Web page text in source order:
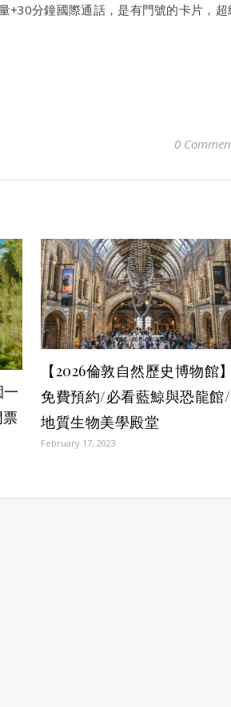
+30分鐘國際通話，是有門號的卡片，超
0
一
【2026倫敦自然歷史博物館】
免費預約/必看藍鯨與恐龍館/
地質生物美學殿堂
February 17, 2023